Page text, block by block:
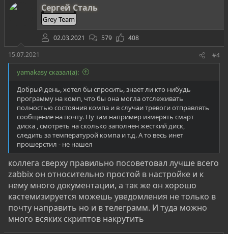
Сергей Сталь
Grey Team
02.03.2021 579
408
15.07.2021
#4
yamakasy сказал(а):
Добрый день, хотел бы спросить, знает ли кто нибудь
программу на комп, что бы она могла отслеживать
полностью состояния компа и в случаи тревоги отправлять
сообщение на почту. Ну там например измерять смарт
диска , смотреть на сколько заполнен жесткий диск,
следить за температурой компа и т.д. А то весь инет
прошерстил - не нашел
коллега сверху правильно посоветовал лучше всего
zabbix он относительно простой в настройке и к
нему много документации, а так же он хорошо
кастемизируется можешь уведомления не только в
почту направить но и в телеграмм. И туда можно
много всяких скриптов накрутить